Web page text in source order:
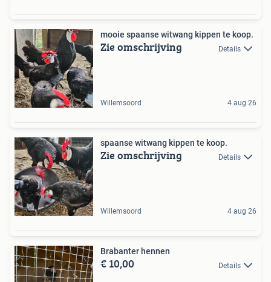
mooie spaanse witwang kippen te koop.
Zie omschrijving Details
Willemsoord 4 aug 26
spaanse witwang kippen te koop.
Zie omschrijving Details
Willemsoord 4 aug 26
Brabanter hennen
€ 10,00 Details